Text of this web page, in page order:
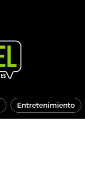
Entretenimiento